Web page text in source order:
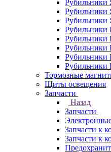
Рубильники
Рубильники
Рубильники
Рубильники
Рубильники
Рубильники
Тормозные
Щиты освещения
Запчасти
Назад
Запчасти
Запчасти к
Запчасти к